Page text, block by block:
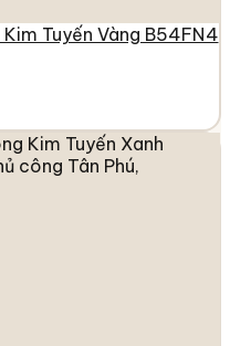
Tuyến Vàng B54FN4